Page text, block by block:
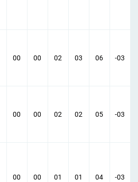
00 00 02 03 06 -03
00 00 02 02 05 -03
00 00 01 01 04 -03